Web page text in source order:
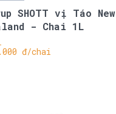
SHOTT vị Táo New
- Chai 1L
đ/chai